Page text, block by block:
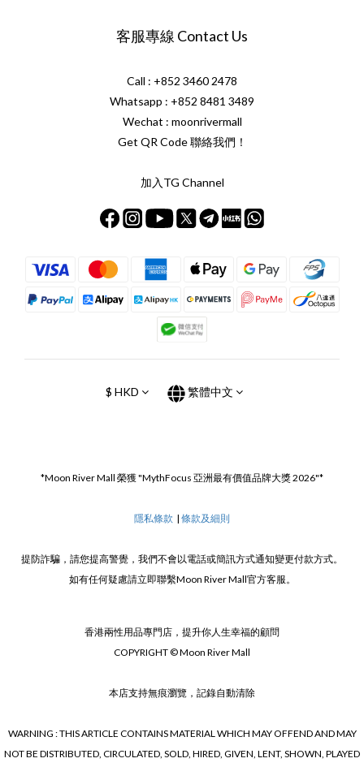
客服專線 Contact Us
Call : +852 3460 2478
Whatsapp : +852 8481 3489
Wechat : moonrivermall
Get QR Code 聯絡我們！
加入TG Channel
$ HKD 繁體中文
*Moon River Mall 榮獲 "MythFocus 亞洲最有價值品牌大獎 2026"*
隱私條款 | 條款及細則
提防詐騙，請您提高警覺，我們不會以電話或簡訊方式通知變更付款方式。
如有任何疑慮請立即聯繫Moon River Mall官方客服。
香港兩性用品專門店，提升你人生幸福的顧問
COPYRIGHT © Moon River Mall
本店支持無痕瀏覽，記錄自動清除
WARNING : THIS ARTICLE CONTAINS MATERIAL WHICH MAY OFFEND AND MAY
NOT BE DISTRIBUTED, CIRCULATED, SOLD, HIRED, GIVEN, LENT, SHOWN, PLAYED